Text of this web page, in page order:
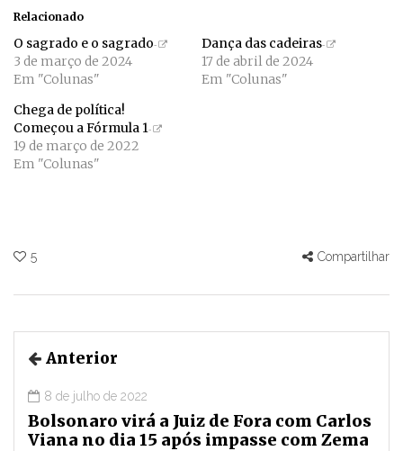
Relacionado
O sagrado e o sagrado
3 de março de 2024
Em "Colunas"
Dança das cadeiras
17 de abril de 2024
Em "Colunas"
Chega de política!
Começou a Fórmula 1
19 de março de 2022
Em "Colunas"
5 Compartilhar
Anterior
8 de julho de 2022
Bolsonaro virá a Juiz de Fora com Carlos
Viana no dia 15 após impasse com Zema